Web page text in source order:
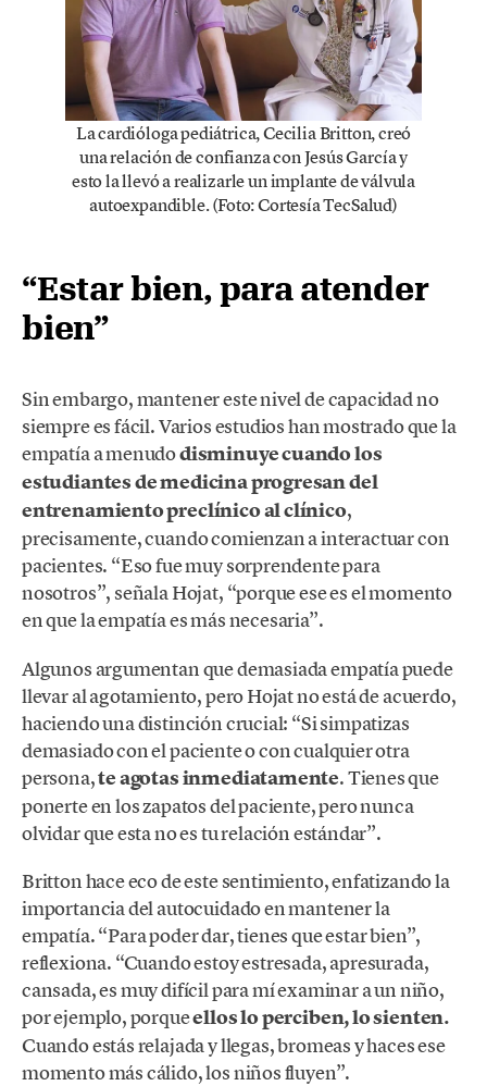
La cardióloga pediátrica, Cecilia Britton, creó
una relación de confianza con Jesús García y
esto la llevó a realizarle un implante de válvula
autoexpandible. (Foto: Cortesía TecSalud)
“Estar bien, para atender
bien”
Sin embargo, mantener este nivel de capacidad no
siempre es fácil. Varios estudios han mostrado que la
empatía a menudodisminuye cuando los
estudiantes de medicina progresan del
entrenamiento preclínico al clínico,
precisamente, cuando comienzan a interactuar con
pacientes. “Eso fue muy sorprendente para
nosotros”, señala Hojat, “porque ese es el momento
en que la empatía es más necesaria”.
Algunos argumentan que demasiada empatía puede
llevar al agotamiento, pero Hojat no está de acuerdo,
haciendo una distinción crucial: “Si simpatizas
demasiado con el paciente o con cualquier otra
persona,te agotas inmediatamente. Tienes que
ponerte en los zapatos del paciente, pero nunca
olvidar que esta no es tu relación estándar”.
Britton hace eco de este sentimiento, enfatizando la
importancia del autocuidado en mantener la
empatía. “Para poder dar, tienes que estar bien”,
reflexiona. “Cuando estoy estresada, apresurada,
cansada, es muy difícil para mí examinar a un niño,
por ejemplo, porqueellos lo perciben, lo sienten.
Cuando estás relajada y llegas, bromeas y haces ese
momento más cálido, los niños fluyen”.